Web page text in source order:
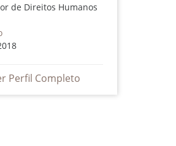
de Direitos Humanos
Perfil Completo